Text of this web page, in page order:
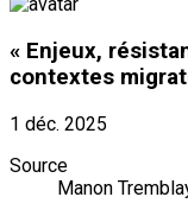
« Enjeux,
contextes
1 déc. 2025
Source
Manon